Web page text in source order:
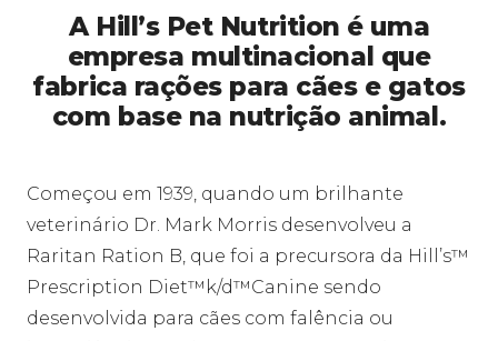
A Hill’s Pet Nutrition​ é uma
empresa multinacional que
fabrica rações para cães e gatos
com base na nutrição animal.
Começou em 1939, quando um brilhante
veterinário Dr. Mark Morris desenvolveu a
Raritan Ration B, que foi a precursora da Hill’s™
Prescription Diet™k/d™Canine sendo
desenvolvida para cães com falência ou